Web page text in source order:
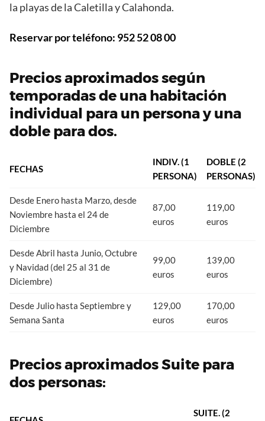
la playas de la Caletilla y Calahonda.
Reservar por teléfono: 952 52 08 00
Precios aproximados según
temporadas de una habitación
individual para un persona y una
doble para dos.
FECHAS
INDIV. (1
PERSONA)
DOBLE (2
PERSONAS)
Desde Enero hasta Marzo, desde
Noviembre hasta el 24 de
Diciembre
87,00
euros
119,00
euros
Desde Abril hasta Junio, Octubre
y Navidad (del 25 al 31 de
Diciembre)
99,00
euros
139,00
euros
Desde Julio hasta Septiembre y
Semana Santa
129,00
euros
170,00
euros
Precios aproximados Suite para
dos personas:
SUITE. (2